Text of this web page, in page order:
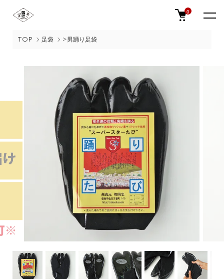
0
TOP 足袋 >男踊り足袋